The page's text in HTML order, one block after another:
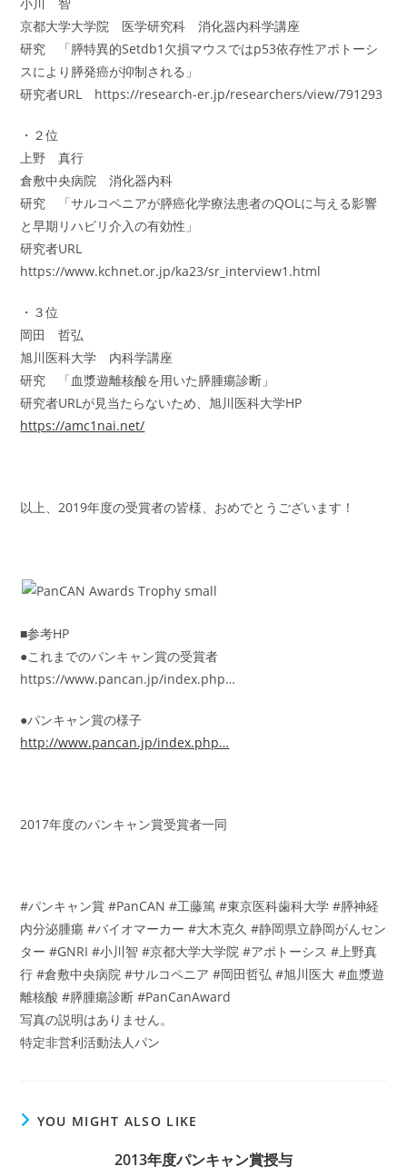
京都大学大学院 医学研究科 消化器内科学講座
研究 「膵特異的Setdb1欠損マウスではp53依存性アポトーシ
スにより膵発癌が抑制される」
研究者URL https://research-er.jp/researchers/view/791293
・２位
上野 真行
倉敷中央病院 消化器内科
研究 「サルコペニアが膵癌化学療法患者のQOLに与える影響
と早期リハビリ介入の有効性」
研究者URL
https://www.kchnet.or.jp/ka23/sr_interview1.html
・３位
岡田 哲弘
旭川医科大学 内科学講座
研究 「血漿遊離核酸を用いた膵腫瘍診断」
研究者URLが見当たらないため、旭川医科大学HP
https://amc1nai.net/
以上、2019年度の受賞者の皆様、おめでとうございます！
■参考HP
●これまでのパンキャン賞の受賞者
https://www.pancan.jp/index.php…
●パンキャン賞の様子
http://www.pancan.jp/index.php…
2017年度のパンキャン賞受賞者一同
#パンキャン賞 #PanCAN #工藤篤 #東京医科歯科大学 #膵神経
内分泌腫瘍 #バイオマーカー #大木克久 #静岡県立静岡がんセン
ター #GNRI #小川智 #京都大学大学院 #アポトーシス #上野真
行 #倉敷中央病院 #サルコペニア #岡田哲弘 #旭川医大 #血漿遊
離核酸 #膵腫瘍診断 #PanCanAward
写真の説明はありません。
特定非営利活動法人パン
YOU MIGHT ALSO LIKE
2013年度パンキャン賞授与